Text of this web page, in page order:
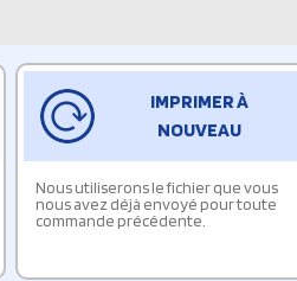
IMPRIMER À
NOUVEAU
Nous utiliserons le fichier que vous
nous avez déjà envoyé pour toute
commande précédente.